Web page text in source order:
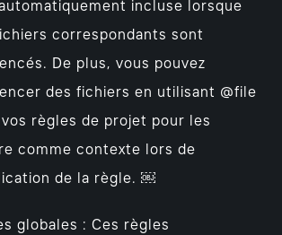
incluse lorsque
correspondants sont
De plus, vous pouvez
des fichiers en utilisant @file
vos règles de projet pour les
comme contexte lors de
de la règle. ￼
globales : Ces règles